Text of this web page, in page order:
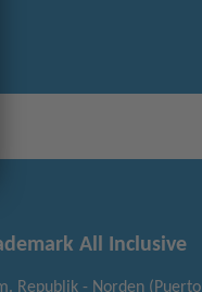
All Inclusive
Republik - Norden (Puerto